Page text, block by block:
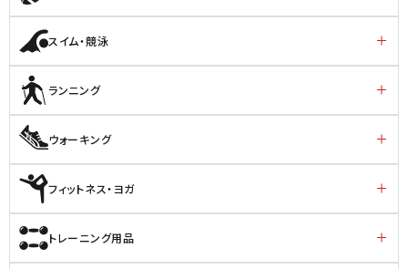
スイム・競泳
ランニング
ウォーキング
フィットネス・ヨガ
トレーニング用品